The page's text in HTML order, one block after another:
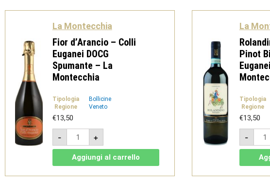
La Montecchia
Fior d’Arancio – Colli
Euganei DOCG
Spumante – La
Montecchia
Tipologia
Bollicine
Regione
Veneto
€13,50
-
Fior
d'Arancio
-
Colli
Euganei
DOCG
Spumante
+
Aggiungi al carrello
La
Pinot
Tipologia
Regione
€13,50
- 2023
-
Colli